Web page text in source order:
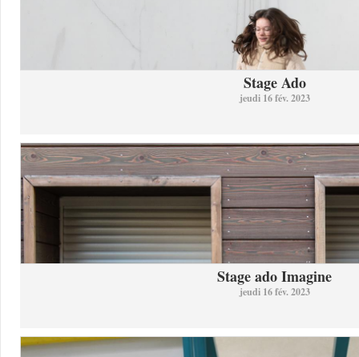
Stage Ado
jeudi 16 fév. 2023
Stage ado Imagine
jeudi 16 fév. 2023